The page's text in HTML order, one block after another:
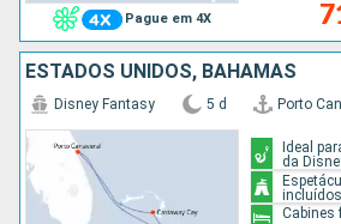
Pague em 4X
ESTADOS UNIDOS, BAHAMAS
Disney Fantasy 5 d Porto
Ideal
da
incluídos
Cabines